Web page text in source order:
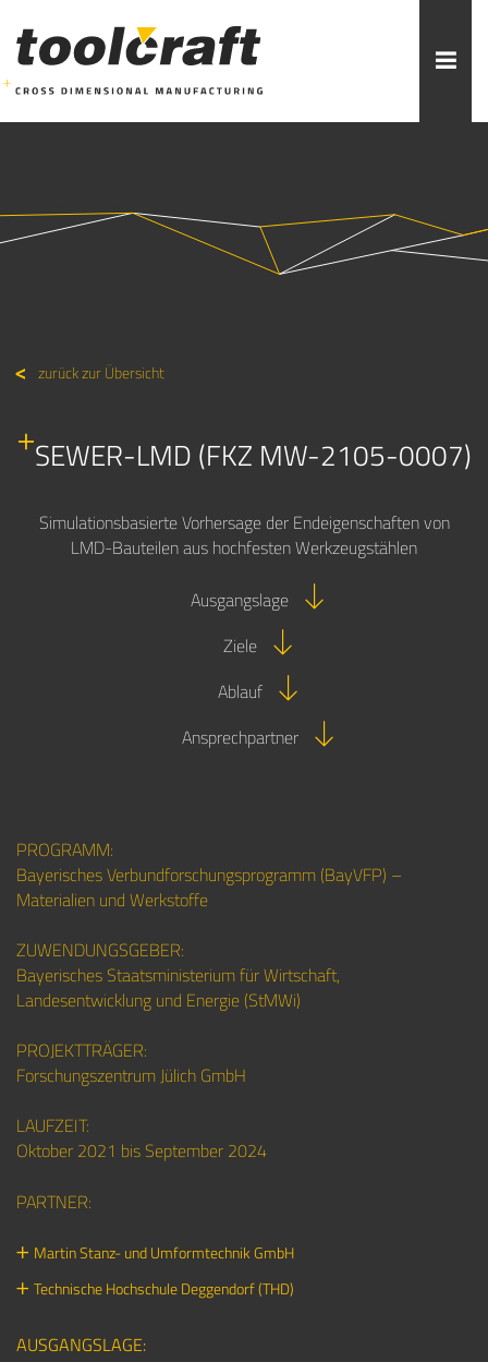
zurück zur Übersicht
SEWER-LMD (FKZ MW-2105-0007)
Simulationsbasierte Vorhersage der Endeigenschaften von
LMD-Bauteilen aus hochfesten Werkzeugstählen
Ausgangslage
Ziele
Ablauf
Ansprechpartner
PROGRAMM:
Bayerisches Verbundforschungsprogramm (BayVFP) –
Materialien und Werkstoffe
ZUWENDUNGSGEBER:
Bayerisches Staatsministerium für Wirtschaft,
Landesentwicklung und Energie (StMWi)
PROJEKTTRÄGER:
Forschungszentrum Jülich GmbH
LAUFZEIT:
Oktober 2021 bis September 2024
PARTNER:
Martin Stanz- und Umformtechnik GmbH
Technische Hochschule Deggendorf (THD)
AUSGANGSLAGE:
ADDITIVE FERTIGUNG ROBOTIK ZERSPANUNG
STELLENANGEBOTE